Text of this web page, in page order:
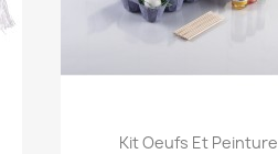
Aperçu rapide
Kit Oeufs Et Peinture